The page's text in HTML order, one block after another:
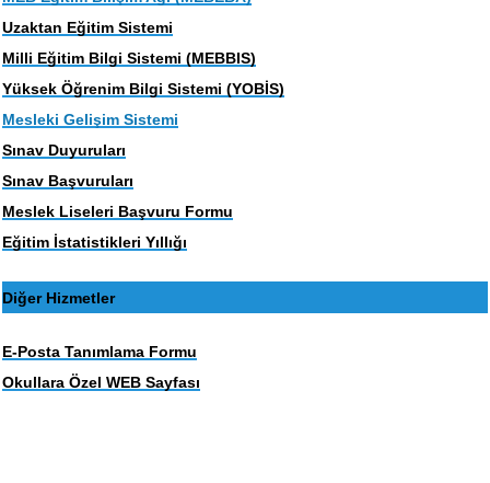
Uzaktan Eğitim Sistemi
Milli Eğitim Bilgi Sistemi (MEBBIS)
Yüksek Öğrenim Bilgi Sistemi (YOBİS)
Mesleki Gelişim Sistemi
Sınav Duyuruları
Sınav Başvuruları
Meslek Liseleri Başvuru Formu
Eğitim İstatistikleri Yıllığı
Diğer Hizmetler
E-Posta Tanımlama Formu
Okullara Özel WEB Sayfası